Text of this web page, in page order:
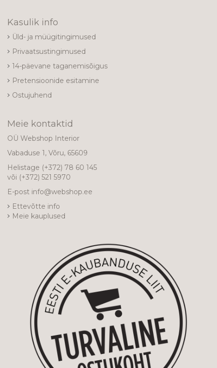
Kasulik info
Üld- ja müügitingimused
Privaatsustingimused
14-päevane taganemisõigus
Pretensioonide esitamine
Ostujuhend
Meie kontaktid
OÜ Webshop Interior
Vabaduse 1, Võru, 65609
Helistage (+372) 78 60 145
või (+372) 521 5970
E-post info@webshop.ee
Ettevõtte info
Meie kauplused